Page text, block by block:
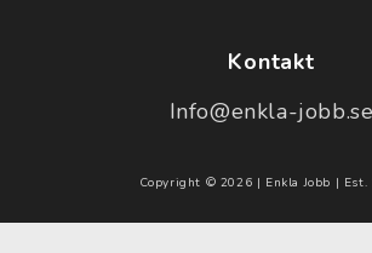
Kontakt
Info@enkla-jobb.se
Copyright © 2026 | Enkla Jobb | Est.